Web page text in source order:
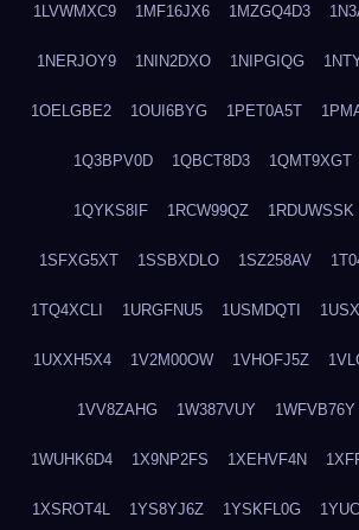
1LVWMXC9 1MF16JX6 1MZGQ4D3
1NERJOY9 1NIN2DXO 1NIPGIQG
1OELGBE2 1OUI6BYG 1PET0A5T
1Q3BPV0D 1QBCT8D3 1QMT9XGT
1QYKS8IF 1RCW99QZ 1RDUWSSK
1SFXG5XT 1SSBXDLO 1SZ258AV
1TQ4XCLI 1URGFNU5 1USMDQTI
1UXXH5X4 1V2M00OW 1VHOFJ5Z
1VV8ZAHG 1W387VUY 1WFVB76Y
1WUHK6D4 1X9NP2FS 1XEHVF4N
1XSROT4L 1YS8YJ6Z 1YSKFL0G